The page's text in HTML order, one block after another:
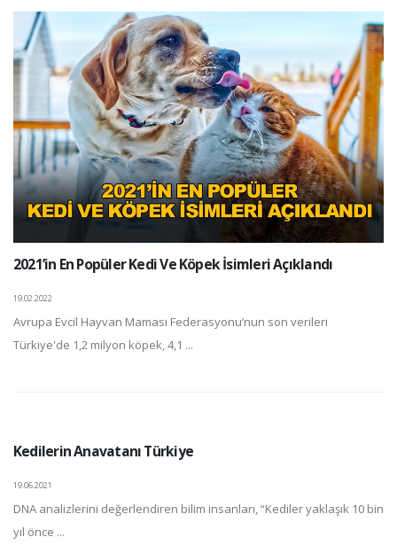
2021’in En Popüler Kedi Ve Köpek İsimleri Açıklandı
19.02.2022
Avrupa Evcil Hayvan Maması Federasyonu’nun son verileri
Türkiye'de 1,2 milyon köpek, 4,1 ...
Kedilerin Anavatanı Türkiye
19.06.2021
DNA analizlerini değerlendiren bilim insanları, “Kediler yaklaşık 10 bin
yıl önce ...